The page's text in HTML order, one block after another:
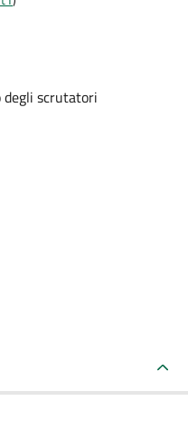
degli scrutatori